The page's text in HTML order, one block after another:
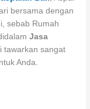
bersama dengan
sebab Rumah
Jasa
tawarkan sangat
Anda.